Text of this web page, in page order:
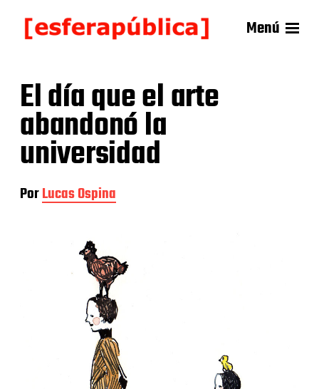
Menú
El día que el arte
abandonó la
universidad
PorLucas Ospina